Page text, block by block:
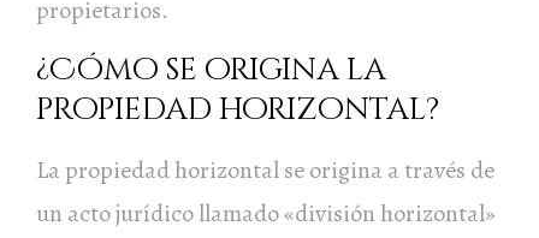
propietarios.
¿Cómo se origina la
propiedad horizontal?
La propiedad horizontal se origina a través de
un acto jurídico llamado «división horizontal»